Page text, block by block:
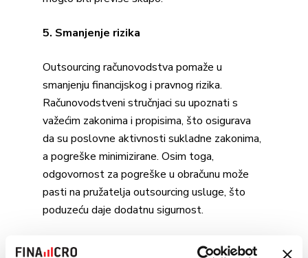
5. Smanjenje rizika
Outsourcing računovodstva pomaže u
smanjenju financijskog i pravnog rizika.
Računovodstveni stručnjaci su upoznati s
važećim zakonima i propisima, što osigurava
da su poslovne aktivnosti sukladne zakonima,
a pogreške minimizirane. Osim toga,
odgovornost za pogreške u obračunu može
pasti na pružatelja outsourcing usluge, što
poduzeću daje dodatnu sigurnost.
6. Fleksibilnost